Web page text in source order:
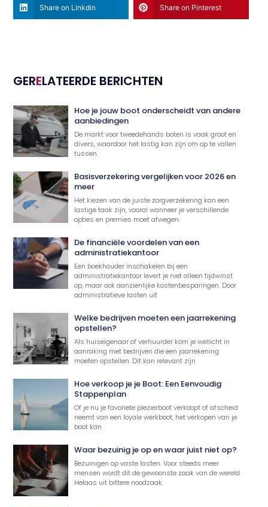
Share on Linkdin Share on Pinterest
GERELATEERDE BERICHTEN
Hoe je jouw boot onderscheidt van andere
aanbiedingen
De markt voor tweedehands boten is vaak groot en
divers, waardoor het lastig kan zijn om op te vallen
tussen
Basisverzekering vergelijken voor 2026 en
meer
Het kiezen van de juiste zorgverzekering kan een
lastige taak zijn, vooral wanneer je verschillende
opties en premies moet afwegen.
De financiële voordelen van een
administratiekantoor
Een boekhouder inschakelen bij een
administratiekantoor levert je niet alleen tijdwinst
op, maar ook aanzienlijke kostenbesparingen. Door
administratieve lasten uit
Welke bedrijven moeten een jaarrekening
opstellen?
Als huiseigenaar of verhuurder kom je wellicht in
aanraking met bedrijven die een jaarrekening
moeten opstellen. Dit kan relevant zijn
Hoe verkoop je je Boot: Een Eenvoudig
Stappenplan
Of je nu je favoriete plezierboot verkoopt of afscheid
neemt van een loyale werkboot, het verkopen van je
boot kan
Waar bezuinig je op en waar juist niet op?
Bezuinigen op vaste lasten. Voor steeds meer
mensen wordt dit de gewoonste zaak van de wereld.
Helaas uit bittere noodzaak.